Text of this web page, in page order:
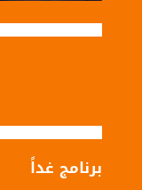
برنامج غداً